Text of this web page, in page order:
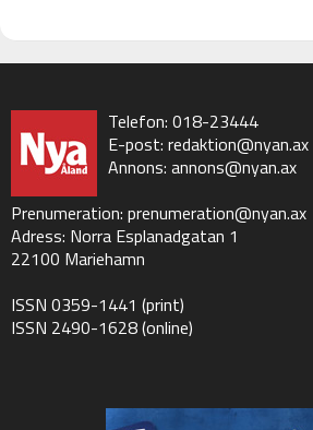
Telefon: 018-23444
E-post: redaktion@nyan.ax
Annons: annons@nyan.ax
Prenumeration: prenumeration@nyan.ax
Adress: Norra Esplanadgatan 1
22100 Mariehamn
ISSN 0359-1441 (print)
ISSN 2490-1628 (online)